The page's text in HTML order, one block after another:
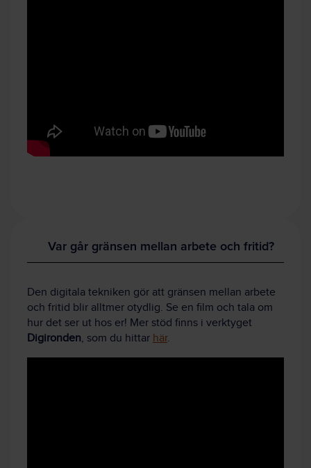
Var går gränsen mellan arbete och fritid?
Den digitala tekniken gör att gränsen mellan arbete
och fritid blir alltmer otydlig. Se en film och tala om
hur det ser ut hos er! Mer stöd finns i verktyget
Digironden, som du hittar här.